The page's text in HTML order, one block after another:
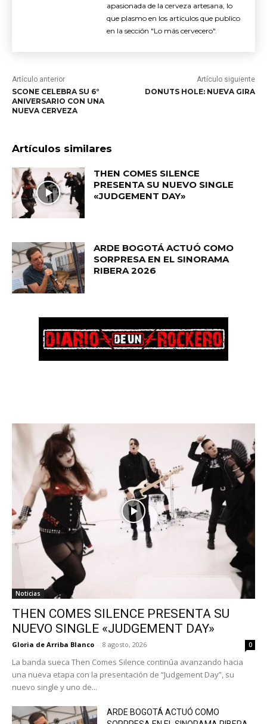
apasionada de la cerveza artesana, lo
que plasmo en los artículos que publico
en la sección "Lo más cervecero".
Artículo anterior
SCONE CELEBRA SU 6°
ANIVERSARIO CON UNA
NUEVA CERVEZA
Artículo siguiente
DONUTS HOLE: NUEVA GIRA
Artículos similares
THEN COMES SILENCE
PRESENTA SU NUEVO SINGLE
«JUDGEMENT DAY»
ARDE BOGOTÁ ACTUÓ COMO
SORPRESA EN EL SINORAMA
RIBERA 2026
Noticias
THEN COMES SILENCE PRESENTA SU
NUEVO SINGLE «JUDGEMENT DAY»
Gloria de Arriba Blanco - 8 agosto, 2026 0
La banda sueca Then Comes Silence continúa avanzando hacia
una nueva etapa con la presentación de “Judgement Day”, su
nuevo single y uno de...
ARDE BOGOTÁ ACTUÓ COMO